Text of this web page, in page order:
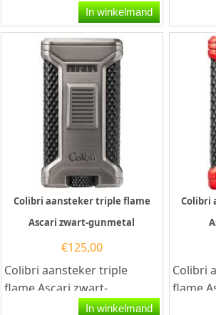
Colibri Ascari in rosé goud
combineert een luxe...
In winkelmand
Colibri aansteker triple flame
Ascari zwart-gunmetal
€125,00
Colibri aansteker triple
flame Ascari zwart-
gunmetal. Deze Colibri
In winkelmand
Colibri
Colibri
flame
Deze